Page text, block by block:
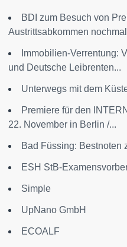
BDI zum Besuch von
Austrittsabkommen
Immobilien-Verrentung:
und Deutsche Leibrenten...
Unterwegs mit dem
Premiere für den
22. November in Berlin /...
Bad Füssing: Bestnoten
ESH StB-
Simple
UpNano GmbH
ECOALF